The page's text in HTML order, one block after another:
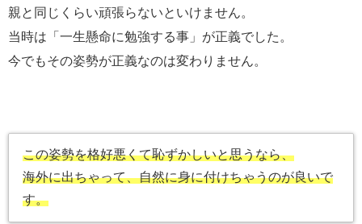
親と同じくらい頑張らないといけません。
当時は「一生懸命に勉強する事」が正義でした。
今でもその姿勢が正義なのは変わりません。
この姿勢を格好悪くて恥ずかしいと思うなら、
海外に出ちゃって、自然に身に付けちゃうのが良いで
す。